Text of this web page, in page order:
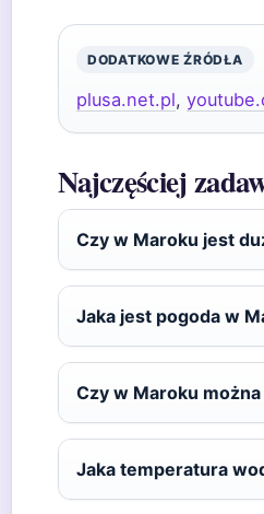
DODATKOWE ŹRÓDŁA
plusa.net.pl,
Najczęściej
Czy w Maroku jest
Jaka jest pogoda w
Czy w Maroku
Jaka temperatura